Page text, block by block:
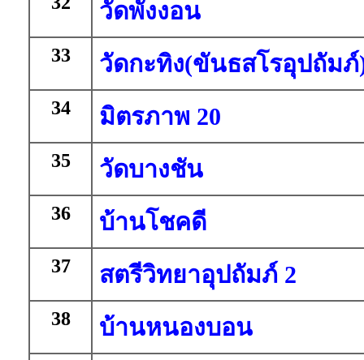
วัดพังงอน
33 วัดกะทิง(ขันธสโรอุปถัมภ์
34 มิตรภาพ 20
35 วัดบางชัน
36 บ้านโชคดี
37 สตรีวิทยาอุปถัมภ์ 2
38 บ้านหนองบอน